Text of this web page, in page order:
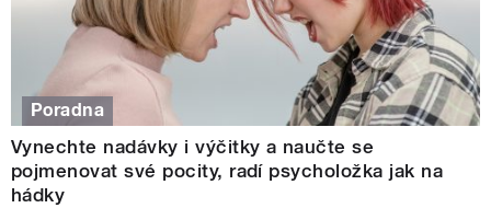
Poradna
Vynechte nadávky i výčitky a naučte se
pojmenovat své pocity, radí psycholožka jak na
hádky